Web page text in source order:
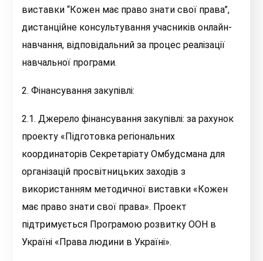
виставки “Кожен має право знати свої права”,
дистанційне консультування учасників онлайн-
навчання, відповідальний за процес реалізації
навчальної програми.
2. Фінансування закупівлі:
2.1. Джерело фінансування закупівлі: за рахунок
проекту «Підготовка регіональних
координаторів Секретаріату Омбудсмана для
організацій просвітницьких заходів з
використанням методичної виставки «Кожен
має право знати свої права». Проект
підтримується Програмою розвитку ООН в
Україні «Права людини в Україні».